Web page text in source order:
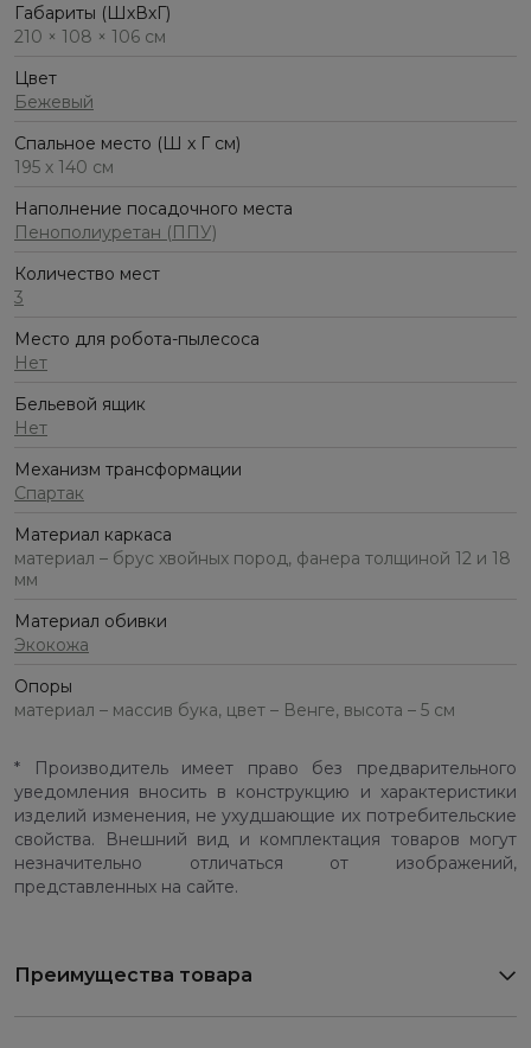
Габариты (ШхВхГ)
210 × 108 × 106 см
Цвет
Бежевый
Спальное место (Ш x Г см)
195 х 140 см
Наполнение посадочного места
Пенополиуретан (ППУ)
Количество мест
3
Место для робота-пылесоса
Нет
Бельевой ящик
Нет
Механизм трансформации
Спартак
Материал каркаса
материал – брус хвойных пород, фанера толщиной 12 и 18
мм
Материал обивки
Экокожа
Опоры
материал – массив бука, цвет – Венге, высота – 5 см
* Производитель имеет право без предварительного
уведомления вносить в конструкцию и характеристики
изделий изменения, не ухудшающие их потребительские
свойства. Внешний вид и комплектация товаров могут
незначительно отличаться от изображений,
представленных на сайте.
Преимущества товара